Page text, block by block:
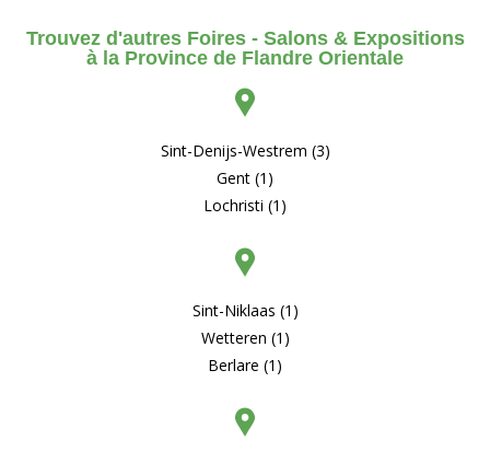
Trouvez d'autres Foires - Salons & Expositions
à la Province de Flandre Orientale
Sint-Denijs-Westrem (3)
Gent (1)
Lochristi (1)
Sint-Niklaas (1)
Wetteren (1)
Berlare (1)